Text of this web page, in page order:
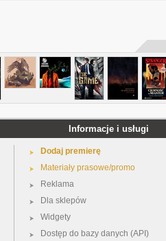
Informacje i usługi
Dodaj premierę
Materiały prasowe/promo
Reklama
Dla sklepów
Widgety
Dostęp do bazy danych (API)